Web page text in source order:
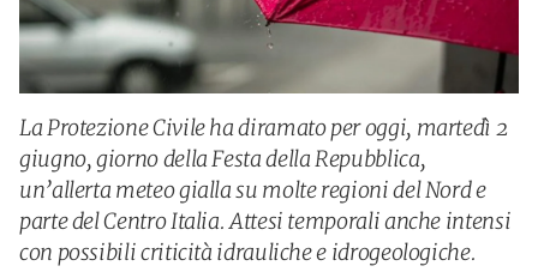
La Protezione Civile ha diramato per oggi, martedì 2
giugno, giorno della Festa della Repubblica,
un’allerta meteo gialla su molte regioni del Nord e
parte del Centro Italia. Attesi temporali anche intensi
con possibili criticità idrauliche e idrogeologiche.